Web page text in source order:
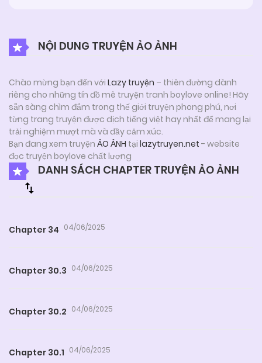
NỘI DUNG TRUYỆN ẢO ẢNH
Chào mừng bạn đến với Lazy truyện – thiên đường dành
riêng cho những tín đồ mê truyện tranh boylove online! Hãy
sẵn sàng chìm đắm trong thế giới truyện phong phú, nơi
từng trang truyện được dịch tiếng việt hay nhất để mang lại
trải nghiệm mượt mà và đầy cảm xúc.
Bạn đang xem truyện ẢO ẢNH tại lazytruyen.net - website
đọc truyện boylove chất lượng
DANH SÁCH CHAPTER TRUYỆN ẢO ẢNH
Chapter 34 04/06/2025
Chapter 30.3 04/06/2025
Chapter 30.2 04/06/2025
Chapter 30.1 04/06/2025